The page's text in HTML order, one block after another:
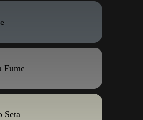
Fume
Seta